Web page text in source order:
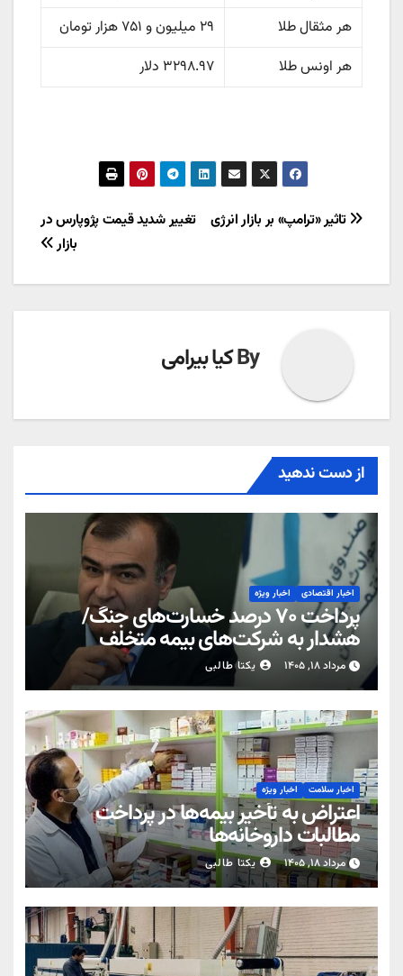
هر مثقال طلا
۲۹ میلیون و ۷۵۱ هزار تومان
هر اونس طلا
۳۲۹۸.۹۷ دلار
راهبری
تغییر شدید قیمت پژوپارس در
بازار
تاثیر «ترامپ» بر بازار انرژی
Byکیا بیرامی
از دست ندهید
اخبار اقتصادی اخبار ویژه
پرداخت ۷۰ درصد خسارت‌های جنگ/
هشدار به شرکت‌های بیمه متخلف
مرداد ۱۸, ۱۴۰۵ یکتا طالبی
اخبار سلامت اخبار ویژه
اعتراض به تأخیر بیمه‌ها در پرداخت
مطالبات داروخانه‌ها
مرداد ۱۸, ۱۴۰۵ یکتا طالبی